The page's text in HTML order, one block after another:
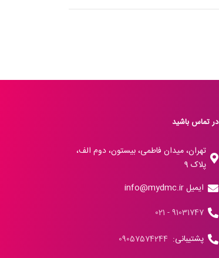
در تماس باشید
تهران، میدان فاطمی، بیستون، دوم الف،
پلاک 9
ایمیل info@mydmc.ir
91031747 - 021
پشتیبانی: